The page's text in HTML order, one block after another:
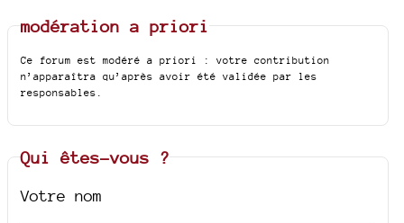
modération a priori
Ce forum est modéré a priori : votre contribution
n’apparaîtra qu’après avoir été validée par les
responsables.
Qui êtes-vous ?
Votre nom